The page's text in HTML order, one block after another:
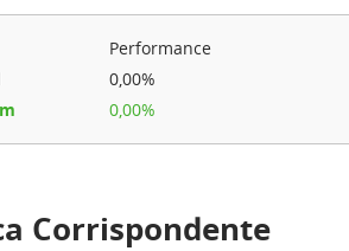
Performance
0,00%
0,00%
Corrispondente